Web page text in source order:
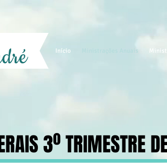
Início Ministrações Anuais
3º TRIMESTRE